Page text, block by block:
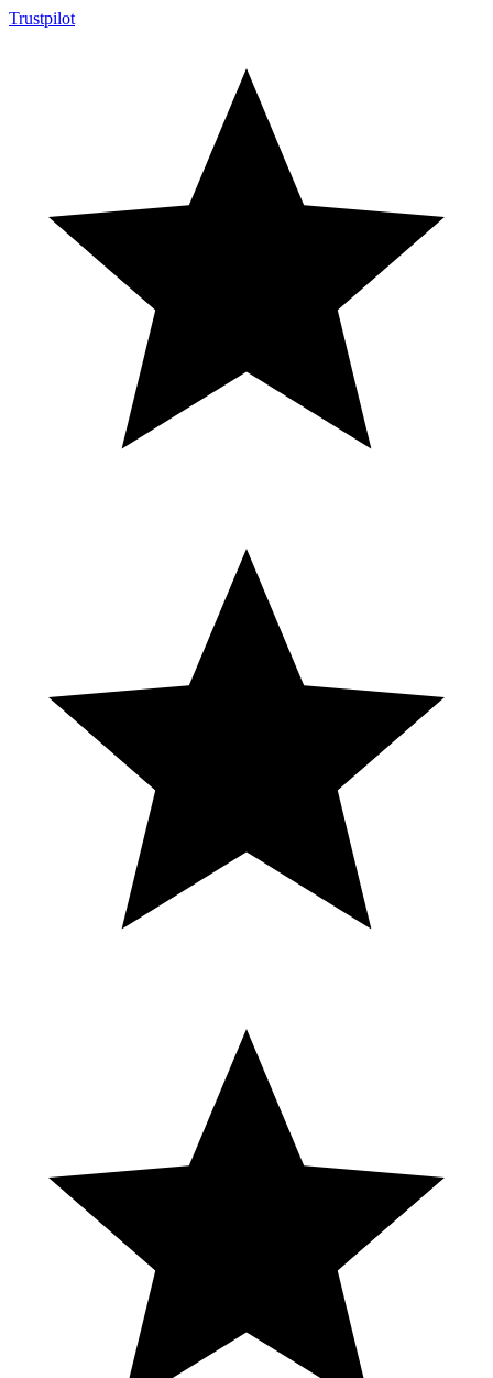
Trustpilot